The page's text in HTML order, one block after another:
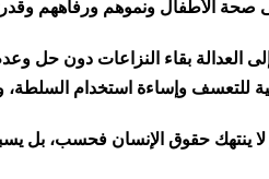
صحة الأطفال ونموهم ورفاههم
العدالة بقاء النزاعات دون حل
للتعسف وإساءة استخدام
لا ينتهك حقوق الإنسان فحسب، بل